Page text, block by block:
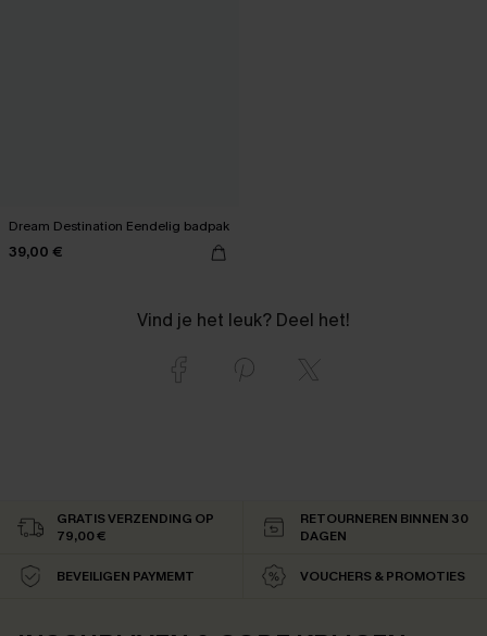
Dream Destination Eendelig badpak
39,00 €
Vind je het leuk? Deel het!
GRATIS VERZENDING OP
79,00 €
RETOURNEREN BINNEN 30
DAGEN
BEVEILIGEN PAYMEMT VOUCHERS & PROMOTIES